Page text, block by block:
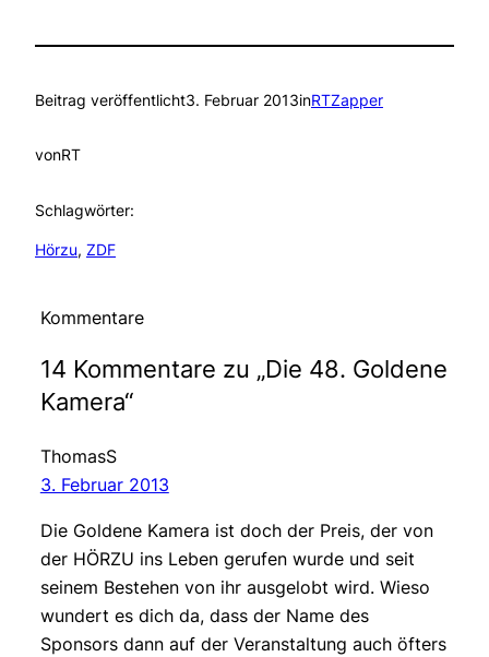
Beitrag veröffentlicht3. Februar 2013inRTZapper
vonRT
Schlagwörter:
Hörzu, ZDF
Kommentare
14 Kommentare zu „Die 48. Goldene
Kamera“
ThomasS
3. Februar 2013
Die Goldene Kamera ist doch der Preis, der von
der HÖRZU ins Leben gerufen wurde und seit
seinem Bestehen von ihr ausgelobt wird. Wieso
wundert es dich da, dass der Name des
Sponsors dann auf der Veranstaltung auch öfters